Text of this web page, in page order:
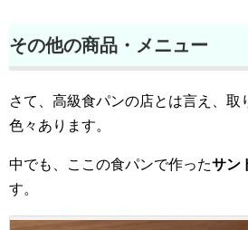
その他の商品・メニュー
さて、高級食パンの店とは言え、取
色々あります。
中でも、ここの食パンで作ったサン
す。